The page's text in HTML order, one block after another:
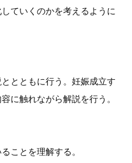
ていくのかを考えるように
とともに行う。妊娠成立す
に触れながら解説を行う。
ことを理解する。